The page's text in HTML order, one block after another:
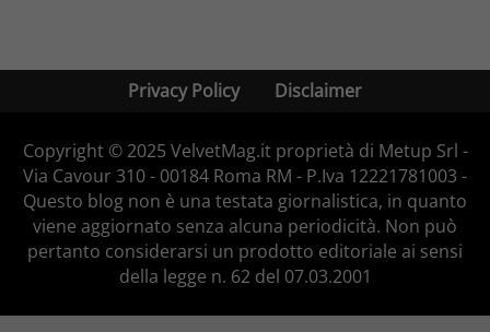
Privacy Policy Disclaimer
Copyright © 2025 VelvetMag.it proprietà di Metup Srl -
Via Cavour 310 - 00184 Roma RM - P.Iva 12221781003 -
Questo blog non è una testata giornalistica, in quanto
viene aggiornato senza alcuna periodicità. Non può
pertanto considerarsi un prodotto editoriale ai sensi
della legge n. 62 del 07.03.2001